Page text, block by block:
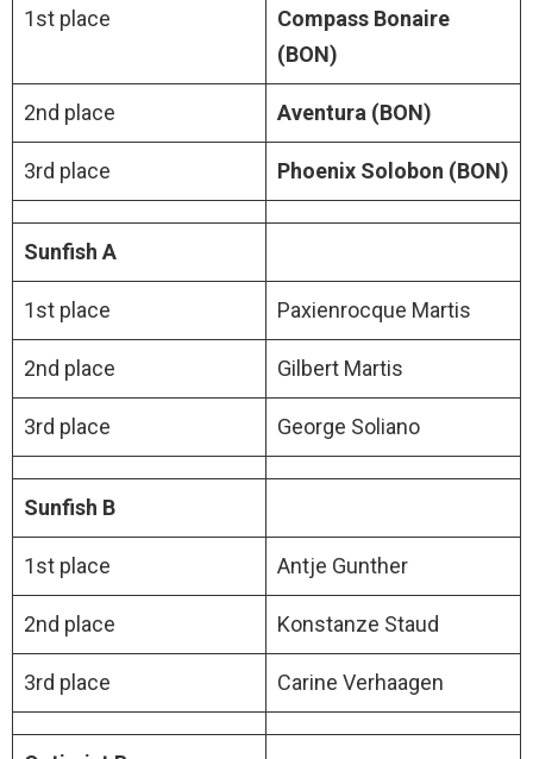
1st place
Compass Bonaire
(BON)
2nd place Aventura (BON)
3rd place Phoenix Solobon (BON)
Sunfish A
1st place Paxienrocque Martis
2nd place Gilbert Martis
3rd place George Soliano
Sunfish B
1st place Antje Gunther
2nd place Konstanze Staud
3rd place Carine Verhaagen